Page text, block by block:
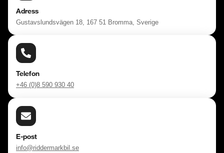
Adress
Gustavslundsvägen 18, 167 51 Bromma, Sverige
Telefon
+46 (0)8 590 930 40
E-post
info@riddermarkbil.se